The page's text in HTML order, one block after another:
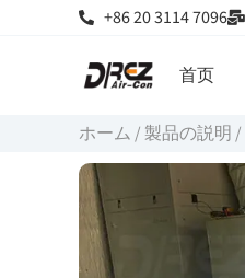
+86 20 3114 7096
首页
ホーム /製品の説明 /